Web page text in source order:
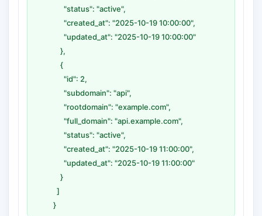
"status": "active",
"created_at": "2025-10-19 10:00:00",
"updated_at": "2025-10-19 10:00:00"
},
{
"id": 2,
"subdomain": "api",
"rootdomain": "example.com",
"full_domain": "api.example.com",
"status": "active",
"created_at": "2025-10-19 11:00:00",
"updated_at": "2025-10-19 11:00:00"
}
]
}